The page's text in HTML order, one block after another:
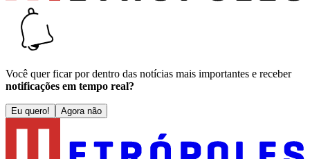
Você quer ficar por dentro das notícias mais importantes e receber
notificações em tempo real?
Eu quero! Agora não